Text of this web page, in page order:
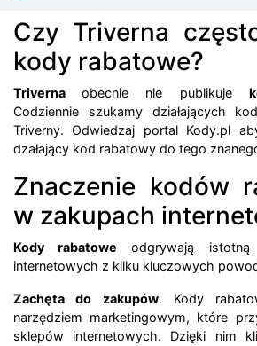
Czy Triverna
kody rabatowe?
Trivernaobecnie nie publikuje
Codziennie szukamy działających
Triverny. Odwiedzaj portal Kody.pl
dzałający kod rabatowy do tego
Znaczenie kodów
w zakupach
Kody rabatowe odgrywają
internetowych z kilku kluczowych
Zachęta do zakupów. Kody
narzędziem marketingowym, które
sklepów internetowych. Dzięki nim